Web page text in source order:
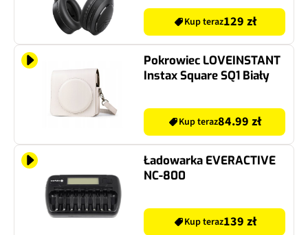
Kup teraz129 zł
Pokrowiec LOVEINSTANT
Instax Square SQ1 Biały
Kup teraz84.99 zł
Ładowarka EVERACTIVE
NC-800
Kup teraz139 zł